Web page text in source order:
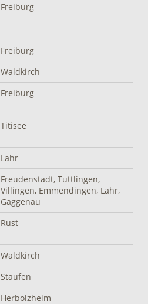
Freiburg
Freiburg
Waldkirch
Freiburg
Titisee
Lahr
Freudenstadt, Tuttlingen,
Villingen, Emmendingen, Lahr,
Gaggenau
Rust
Waldkirch
Staufen
Herbolzheim